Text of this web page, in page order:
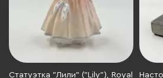
Статуэтка "Лили" ("Lily"), Royal